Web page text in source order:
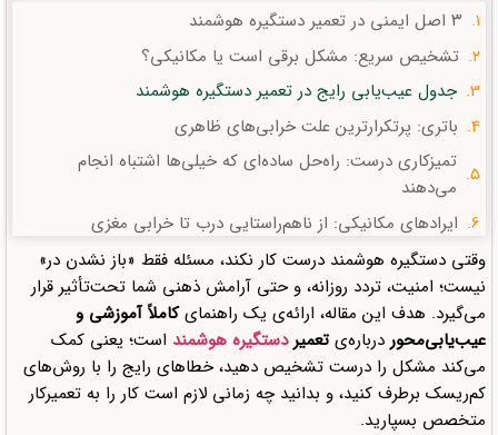
۳ اصل ایمنی در تعمیر دستگیره هوشمند
تشخیص سریع: مشکل برقی است یا مکانیکی؟
جدول عیب‌یابی رایج در تعمیر دستگیره هوشمند
باتری: پرتکرارترین علت خرابی‌های ظاهری
تمیزکاری درست: راه‌حل ساده‌ای که خیلی‌ها اشتباه انجام
می‌دهند
ایرادهای مکانیکی: از ناهم‌راستایی درب تا خرابی مغزی
وقتی دستگیره نیاز به سرویس تخصصی دارد
یک نکته کاربردی برای کاربران شهرها و پروژه‌های محلی
نقش سبک زندگی و کاربری درست در کاهش نیاز به تعمیر
ارتباط تعمیرات با اکوسیستم خانه هوشمند
دیدگاهتان را بنویسید لغو پاسخ
وقتی دستگیره هوشمند درست کار نکند، مسئله فقط «باز نشدن در»
نیست؛ امنیت، تردد روزانه، و حتی آرامش ذهنی شما تحت‌تأثیر قرار
می‌گیرد. هدف این مقاله، ارائه‌ی یک راهنمایکاملاً آموزشی و
عیب‌یابی‌محوردرباره‌ی تعمیردستگیره هوشمند است؛ یعنی کمک
می‌کند مشکل را درست تشخیص دهید، خطاهای رایج را با روش‌های
کم‌ریسک برطرف کنید، و بدانید چه زمانی لازم است کار را به تعمیرکار
متخصص بسپارید.